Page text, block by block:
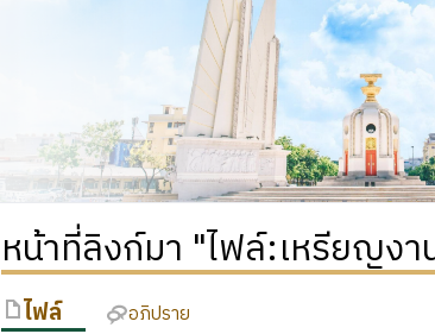
หน้าที่ลิงก์มา "ไฟล์:เหรียญง
ไฟล์ อภิปราย